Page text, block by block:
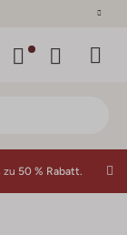
zu 50 % Rabatt.